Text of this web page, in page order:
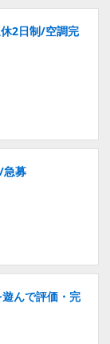
2日制/空調完
急募
んで評価・完